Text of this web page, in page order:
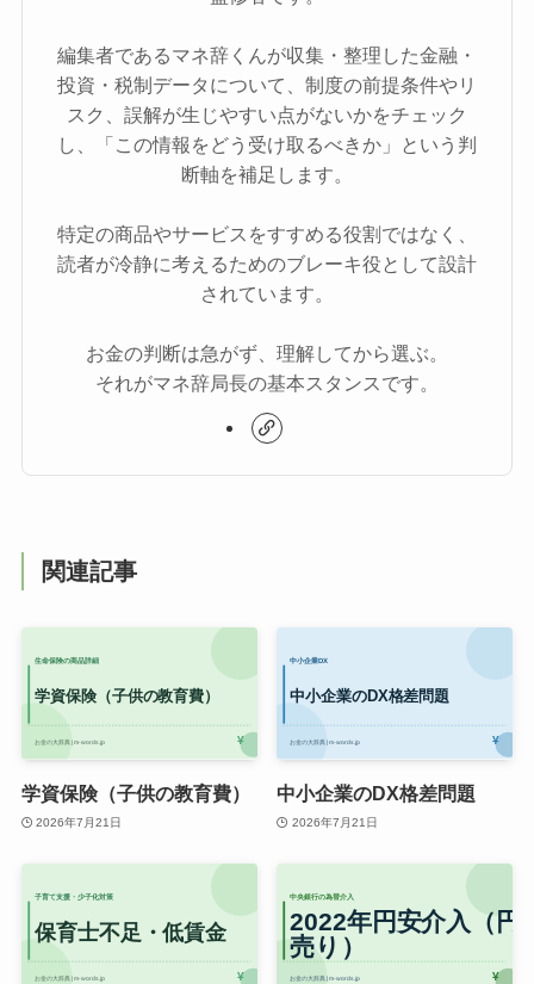
編集者であるマネ辞くんが収集・整理した金融・
投資・税制データについて、制度の前提条件やリ
スク、誤解が生じやすい点がないかをチェック
し、「この情報をどう受け取るべきか」という判
断軸を補足します。
特定の商品やサービスをすすめる役割ではなく、
読者が冷静に考えるためのブレーキ役として設計
されています。
お金の判断は急がず、理解してから選ぶ。
それがマネ辞局長の基本スタンスです。
関連記事
学資保険（子供の教育費）
2026年7月21日
中小企業のDX格差問題
2026年7月21日